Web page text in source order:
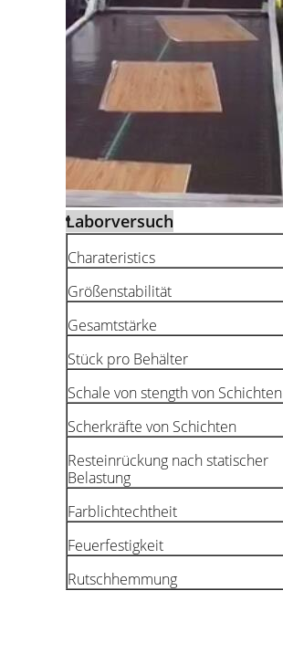
Laborversuch
Charateristics
Größenstabilität
Gesamtstärke
Stück pro Behälter
Schale von stength von Schichten
Scherkräfte von Schichten
Resteinrückung nach statischer
Belastung
Farblichtechtheit
Feuerfestigkeit
Rutschhemmung